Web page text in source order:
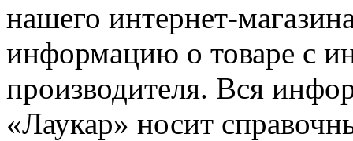
нашего интернет-
информацию о товаре с
производителя. Вся
«Лаукар» носит